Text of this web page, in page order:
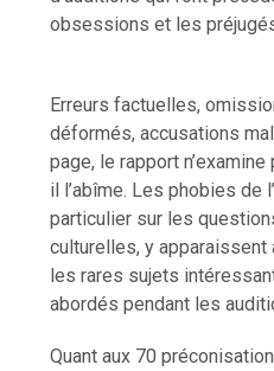
obsessions et les
Erreurs factuelles,
déformés, accusations
page, le rapport
il l’abîme. Les phobies de
particulier sur les
culturelles, y apparaissent
les rares sujets
abordés pendant les
Quant aux 70